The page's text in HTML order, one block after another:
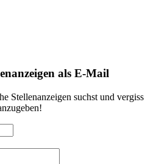
als E-Mail
Stellenanzeigen suchst und vergiss